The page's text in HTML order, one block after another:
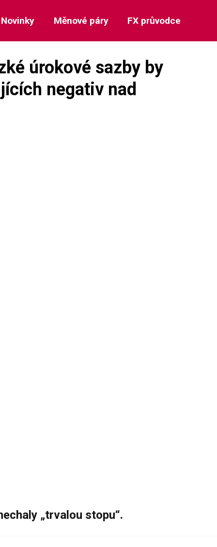
Novinky Měnové páry FX průvodce
úrokové sazby by
negativ nad
„trvalou stopu“.